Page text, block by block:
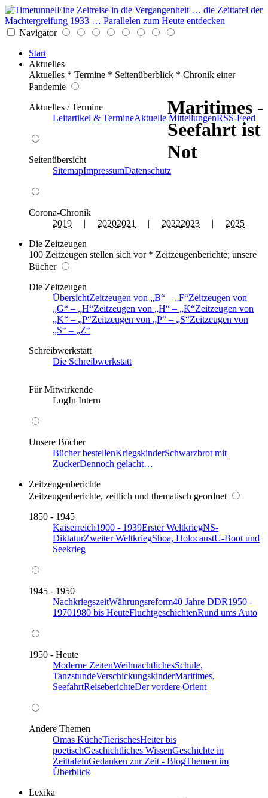
Eine Zeitreise in die Vergangenheit … die Zeittafel der
Machtergreifung 1933 … Parallelen zum Heute entdecken
Navigator
Start
Aktuelles
Aktuelles * Termine * Seitenüberblick * Chronik einer
Pandemie
Aktuelles / Termine
Leitartikel & TermineAktuelle MitteilungenRSS-Feed
Seitenübersicht
SitemapImpressumDatenschutz
Corona-Chronik
2019 | 20202021 | 20222023 | 2025
Die Zeitzeugen
100 Zeitzeugen stellen sich vor * Zeitzeugenberichte; unsere
Bücher
Die Zeitzeugen
ÜbersichtZeitzeugen von B – F Zeitzeugen von
G
– H Zeitzeugen von H – K Zeitzeugen von
K
– P Zeitzeugen von P – S Zeitzeugen von
S
–
Z
Schreibwerkstatt
Die Schreibwerkstatt
Für Mitwirkende
LogIn Intern
Unsere Bücher
Bücher bestellenKriegskinderSchwarzbrot mit
ZuckerDennoch gelacht…
Zeitzeugenberichte
Zeitzeugenberichte, zeitlich und thematisch geordnet
1850 - 1945
Kaiserreich1900 - 1939Erster WeltkriegNS-
DiktaturZweiter WeltkriegShoa, HolocaustU-Boot und
Seekrieg
1945 - 1950
NachkriegszeitWährungsreform40 Jahre DDR1950 -
19701980 bis HeuteFluchtgeschichtenRund ums Auto
1950 - Heute
Moderne ZeitenWeihnachtlichesSchule,
TanzstundeVerschickungskinderMaritimes,
SeefahrtReiseberichteDer vordere Orient
Andere Themen
Omas KücheTierischesHeiter bis
poetischGeschichtliches WissenGeschichte in
ZeittafelnGedanken zur Zeit - BlogThemen im
Überblick
Lexika
Maritimes -
Seefahrt ist
Not